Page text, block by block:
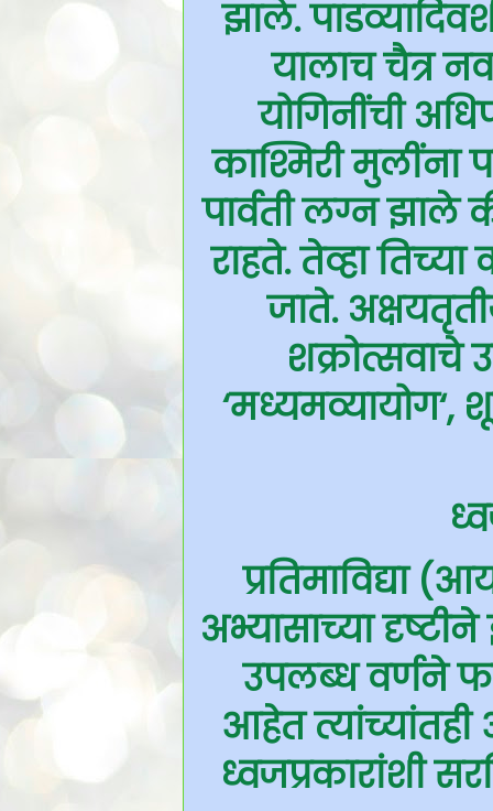
झाले.
यालाच चैत्र
योगिनींची
काश्मिरी मुलींना
पार्वती लग्न झाले
राहते. तेव्हा
जाते.
‘मध्यमव्यायोग‘,
प्रतिमाविद्या
अभ्यासाच्या
उपलब्ध वर्णने
आहेत
ध्वजप्रकारांशी